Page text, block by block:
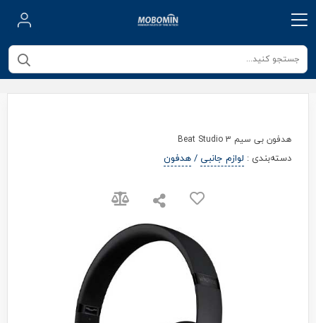
هدفون بی سیم Beat Studio 3
دسته‌بندی : لوازم جانبی /هدفون